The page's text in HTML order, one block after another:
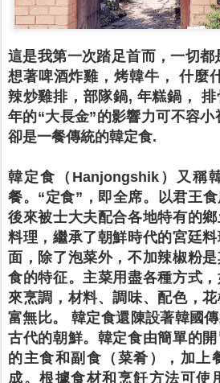
這是我第一次踏足首而，一切
想著啤酒炸雞，烤韓牛， 什麼
辣炒雞排，部隊鍋, 年糕鍋，
年的“大長金”的影響力可不容小
卻是一餐傳統的韓定食.
韓定食（Hanjongshik）又稱
餐。“定食”，即全席。以君王
後來被士大夫配合各地特有的
料理，繼承了朝鮮時代的宮廷
面，除了泡菜外，不加辣椒粉
食的特征。主菜用盡各種方式
來烹調，材料、調味、配色，
富無比。 韓定食還陳設著韓國
古代的朝鮮。韓定食由簡單的
的主食和副食（菜肴），加上
成。根據食材和烹飪方法可使